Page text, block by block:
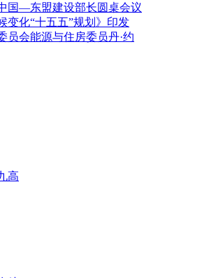
国—东盟建设部长圆桌会议
变化“十五五”规划》印发
员会能源与住房委员丹·约
高